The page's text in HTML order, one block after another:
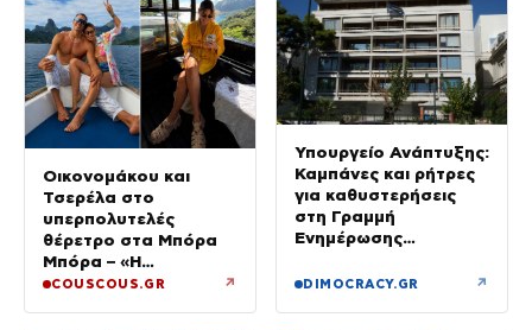
Οικονομάκου και
Τσερέλα στο
υπερπολυτελές
θέρετρο στα Μπόρα
Μπόρα – «Η
μεγαλύτερη
COUSCOUS.GR ↗
Υπουργείο Ανάπτυξης:
Καμπάνες και ρήτρες
για καθυστερήσεις
στη Γραμμή
Ενημέρωσης
DIMOCRACY.GR ↗